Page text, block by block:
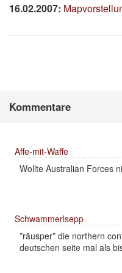
16.02.2007:
Kommentare
Affe-mit-Waffe
Wollte Australian Forces
Schwammerlsepp
*räusper* die northern
deutschen seite mal als